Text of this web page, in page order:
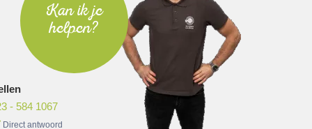
Kan ik je
helpen?
- 584 1067
Direct antwoord